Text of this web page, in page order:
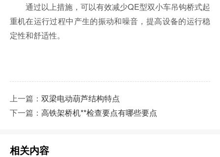
通过以上措施，可以有效减少QE型双小车吊钩桥式起
重机在运行过程中产生的振动和噪音，提高设备的运行稳
定性和舒适性。
上一篇： 双梁电动葫芦结构特点
下一篇： 高铁架桥机**检查要点有哪些要点
相关内容